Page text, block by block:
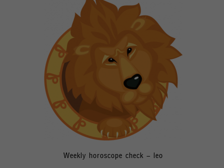
Weekly horoscope check – leo